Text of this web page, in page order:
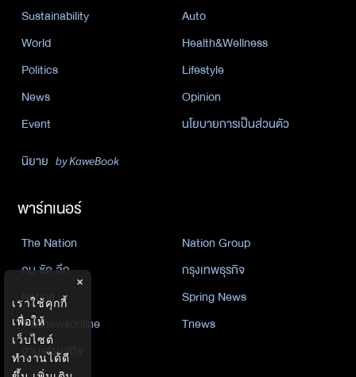
Sustainability
Auto
World
Health&Wellness
Politics
Lifestyle
News
Opinion
Event
นโยบายการเป็นส่วนตัว
นิยาย by KaweBook
พาร์ทเนอร์
The Nation
Nation Group
คม ชัด ลึก
กรุงเทพธุรกิจ
Nation
Spring News
Thainewsonline
Tnews
ฐานเศรษฐกิจ
×
เราใช้คุกกี้
เพื่อให้
เว็บไซต์
ทำงานได้ดี